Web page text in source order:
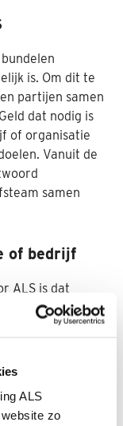
ALS
zo
is. Om dit te
partijen samen
dat nodig is
of organisatie
Vanuit de
samen
of bedrijf
ALS is dat
uitdaging en
bedrijf of